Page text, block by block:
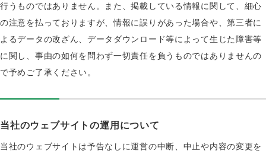
行うものではありません。また、掲載している情報に関して、細心
の注意を払っておりますが、情報に誤りがあった場合や、第三者に
よるデータの改ざん、データダウンロード等によって生じた障害等
に関し、事由の如何を問わず一切責任を負うものではありませんの
で予めご了承ください。
当社のウェブサイトの運用について
当社のウェブサイトは予告なしに運営の中断、中止や内容の変更を